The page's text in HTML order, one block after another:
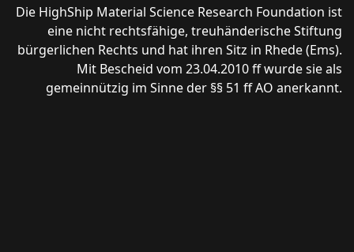
Die HighShip Material Science Research Foundation ist
eine nicht rechtsfähige, treuhänderische Stiftung
bürgerlichen Rechts und hat ihren Sitz in Rhede (Ems).
Mit Bescheid vom 23.04.2010 ff wurde sie als
gemeinnützig im Sinne der §§ 51 ff AO anerkannt.